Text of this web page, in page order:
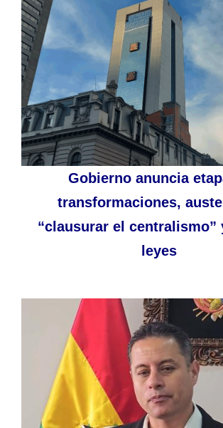
Gobierno anuncia
transformaciones,
“clausurar el centralismo”
leyes